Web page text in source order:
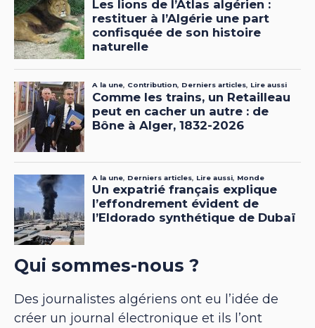
Qui sommes-nous ?
Des journalistes algériens ont eu l’idée de
créer un journal électronique et ils l’ont